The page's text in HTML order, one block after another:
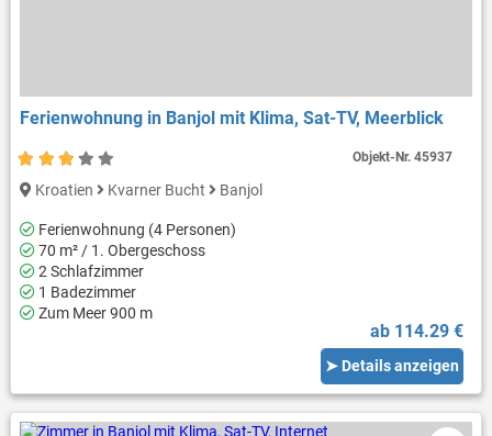
Ferienwohnung in Banjol mit Klima, Sat-TV, Meerblick
Kroatien Kvarner Bucht Banjol
Ferienwohnung (4 Personen)
70 m² / 1. Obergeschoss
2 Schlafzimmer
1 Badezimmer
Zum Meer 900 m
ab 114.29 €
➤ Details anzeigen
Objekt-Nr.45937